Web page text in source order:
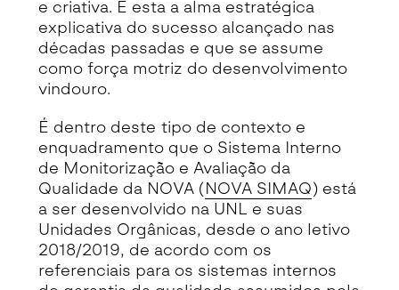
e criativa. É esta a alma estratégica
explicativa do sucesso alcançado nas
décadas passadas e que se assume
como força motriz do desenvolvimento
vindouro.
É dentro deste tipo de contexto e
enquadramento que o Sistema Interno
de Monitorização e Avaliação da
Qualidade da NOVA (NOVA SIMAQ) está
a ser desenvolvido na UNL e suas
Unidades Orgânicas, desde o ano letivo
2018/2019, de acordo com os
referenciais para os sistemas internos